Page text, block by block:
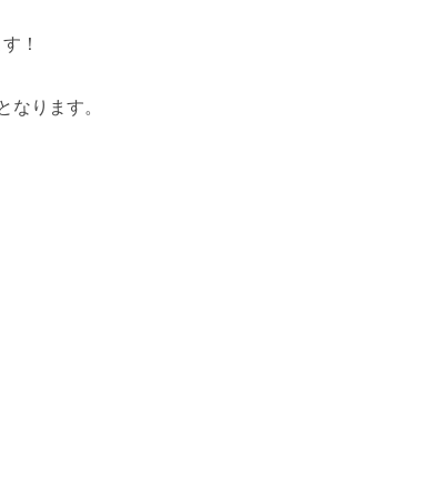
！
なります。